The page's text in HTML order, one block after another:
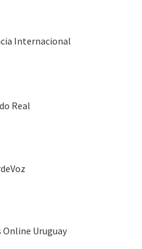
Internacional
Real
Online Uruguay